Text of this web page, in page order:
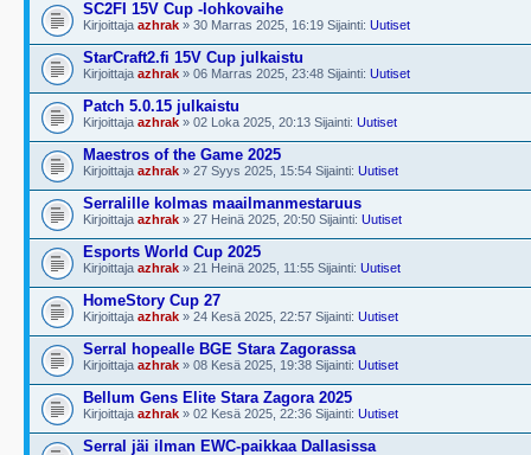
SC2FI 15V Cup -lohkovaihe
Kirjoittaja azhrak » 30 Marras 2025, 16:19 Sijainti: Uutiset
StarCraft2.fi 15V Cup julkaistu
Kirjoittaja azhrak » 06 Marras 2025, 23:48 Sijainti: Uutiset
Patch 5.0.15 julkaistu
Kirjoittaja azhrak » 02 Loka 2025, 20:13 Sijainti: Uutiset
Maestros of the Game 2025
Kirjoittaja azhrak » 27 Syys 2025, 15:54 Sijainti: Uutiset
Serralille kolmas maailmanmestaruus
Kirjoittaja azhrak » 27 Heinä 2025, 20:50 Sijainti: Uutiset
Esports World Cup 2025
Kirjoittaja azhrak » 21 Heinä 2025, 11:55 Sijainti: Uutiset
HomeStory Cup 27
Kirjoittaja azhrak » 24 Kesä 2025, 22:57 Sijainti: Uutiset
Serral hopealle BGE Stara Zagorassa
Kirjoittaja azhrak » 08 Kesä 2025, 19:38 Sijainti: Uutiset
Bellum Gens Elite Stara Zagora 2025
Kirjoittaja azhrak » 02 Kesä 2025, 22:36 Sijainti: Uutiset
Serral jäi ilman EWC-paikkaa Dallasissa